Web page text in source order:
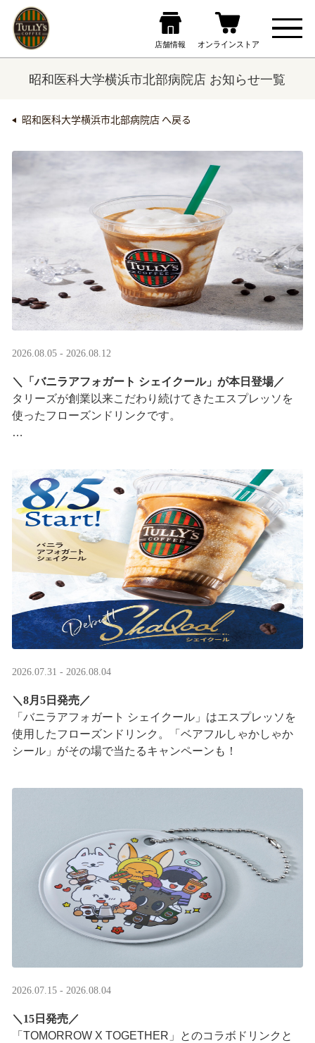
昭和医科大学横浜市北部病院店 お知らせ一覧
昭和医科大学横浜市北部病院店 へ戻る
2026.08.05 - 2026.08.12
＼「バニラアフォガート シェイクール」が本日登場／
タリーズが創業以来こだわり続けてきたエスプレッソを
使ったフローズンドリンクです。
2026.07.31 - 2026.08.04
＼8月5日発売／
「バニラアフォガート シェイクール」はエスプレッソを
使用したフローズンドリンク。「ベアフルしゃかしゃか
シール」がその場で当たるキャンペーンも！
2026.07.15 - 2026.08.04
＼15日発売／
「TOMORROW X TOGETHER」とのコラボドリンクと